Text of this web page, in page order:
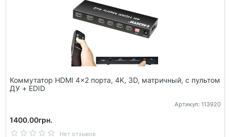
Коммутатор HDMI 4x2 порта, 4K, 3D, матричный, с пультом
ДУ + EDID
Артикул: 113920
1400.00грн.
Нет отзывов